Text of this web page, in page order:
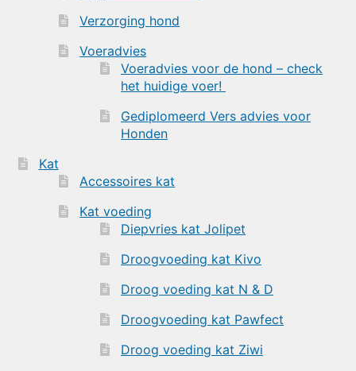
Verzorging hond
Voeradvies
Voeradvies voor de hond – check
het huidige voer!
Gediplomeerd Vers advies voor
Honden
Kat
Accessoires kat
Kat voeding
Diepvries kat Jolipet
Droogvoeding kat Kivo
Droog voeding kat N & D
Droogvoeding kat Pawfect
Droog voeding kat Ziwi